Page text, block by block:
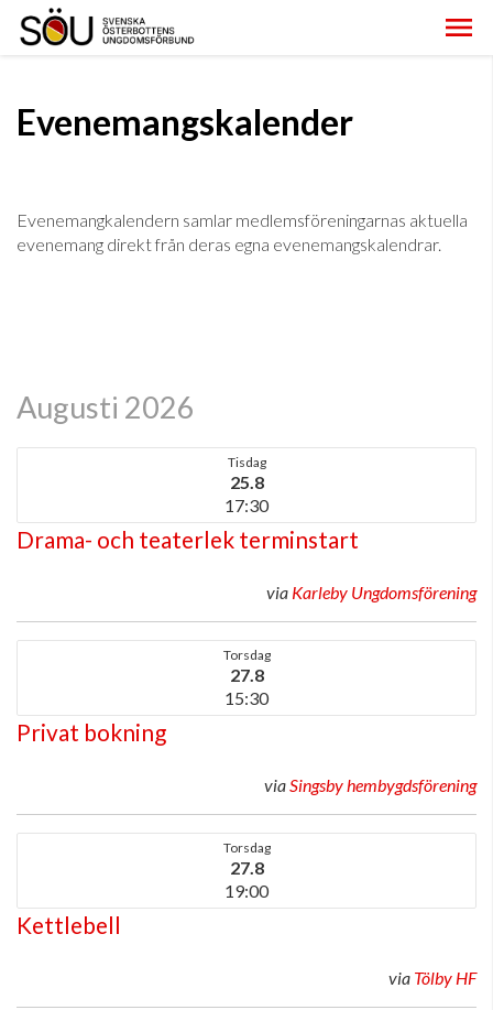
Evenemangskalender
Evenemangkalendern samlar medlemsföreningarnas aktuella
evenemang direkt från deras egna evenemangskalendrar.
Augusti 2026
Tisdag
25.8
17:30
Drama- och teaterlek terminstart
via Karleby Ungdomsförening
Torsdag
27.8
15:30
Privat bokning
viaSingsby hembygdsförening
Torsdag
27.8
19:00
Kettlebell
via Tölby HF